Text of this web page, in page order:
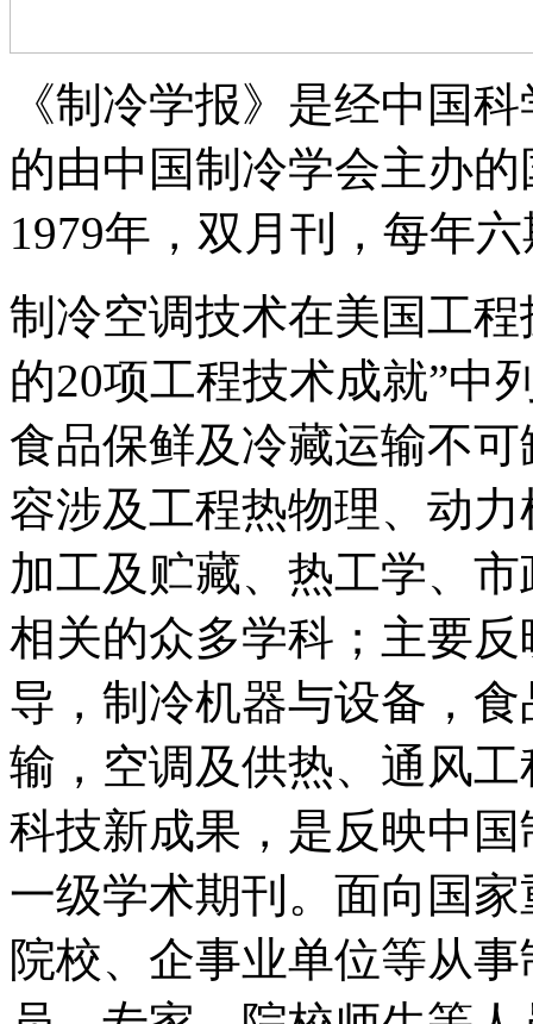
《制冷学报》是经中国
的由中国制冷学会主办
1979年，双月刊，每年
制冷空调技术在美国工
的20项工程技术成就”中
食品保鲜及冷藏运输不
容涉及工程热物理、动
加工及贮藏、热工学、
相关的众多学科；主要
导，制冷机器与设备，
输，空调及供热、通风
科技新成果，是反映中
一级学术期刊。面向国
院校、企事业单位等从